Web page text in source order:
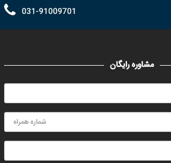
031-91009701
مشاوره رایگان